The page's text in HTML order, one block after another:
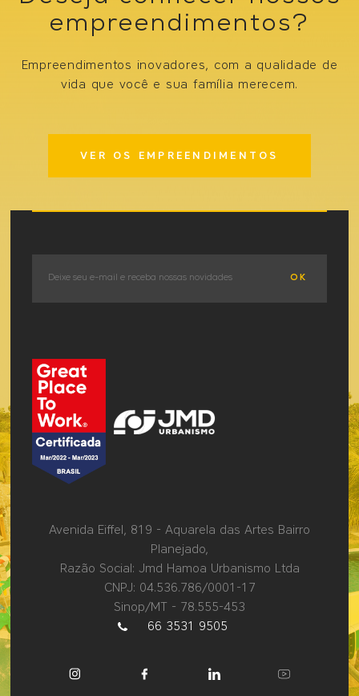
empreendimentos?
Empreendimentos inovadores, com a qualidade de
vida que você e sua família merecem.
VER OS EMPREENDIMENTOS
OK
Avenida Eiffel, 819 - Aquarela das Artes Bairro
Planejado,
Razão Social: Jmd Hamoa Urbanismo Ltda
CNPJ: 04.536.786/0001-17
Sinop/MT - 78.555-453
66 3531 9505